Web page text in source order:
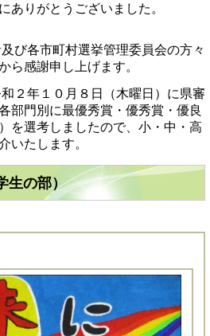
ありがとうございました。
び各市町村選挙管理委員会の方々
ら感謝申し上げます。
２年１０月８日（木曜日）に県審
部門別に最優秀賞・優秀賞・優良
を選考しましたので、小・中・高
いたします。
生の部）